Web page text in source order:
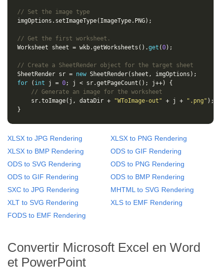
// Set the image type
// Get the first worksheet.
Worksheet sheet = wkb.getWorksheets().get (0
// Create a SheetRender object for the target sheet
SheetRender sr = new
for ( int j = 0
// Generate an image for the worksheet
	sr.toImage(j, dataDir +
"WToImage-out" + j + ".png"
XLSX to JPG Rendering
XLSX to PNG Rendering
XLSX to BMP Rendering
ODS to GIF Rendering
ODS to SVG Rendering
ODS to PNG Rendering
ODS to GIF Rendering
ODS to BMP Rendering
SXC to JPG Rendering
MHTML to SVG Rendering
XLT to SVG Rendering
XLS to EMF Rendering
FODS to EMF Rendering
Convertir Microsoft Excel en Word
et PowerPoint